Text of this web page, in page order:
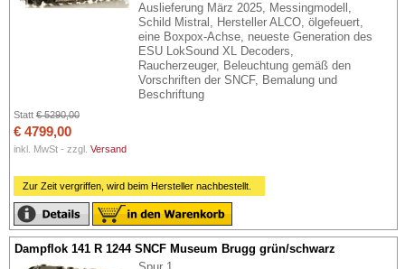
Auslieferung März 2025, Messingmodell,
Schild Mistral, Hersteller ALCO, ölgefeuert,
eine Boxpox-Achse, neueste Generation des
ESU LokSound XL Decoders,
Raucherzeuger, Beleuchtung gemäß den
Vorschriften der SNCF, Bemalung und
Beschriftung
Statt € 5290,00
€ 4799,00
inkl. MwSt - zzgl. Versand
Zur Zeit vergriffen, wird beim Hersteller nachbestellt.
Dampflok 141 R 1244 SNCF Museum Brugg grün/schwarz